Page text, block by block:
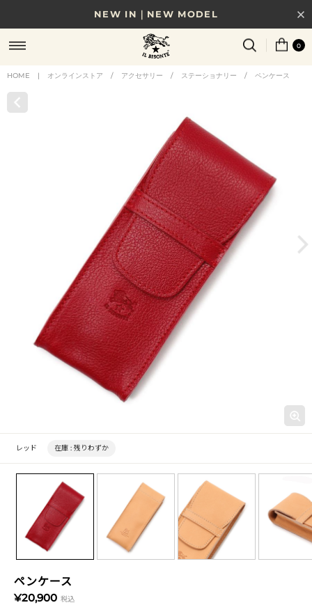
NEW IN｜NEW MODEL
8/17(月)10時まで｜税込11,000円以上で送料無料
贈る相手やシーンから選べる、新しいギフトガイド
0
HOME | オンラインストア / アクセサリー / ステーショナリー / ペンケース
ペンケース
¥20,900 税込
レッド 在庫 : 残りわずか